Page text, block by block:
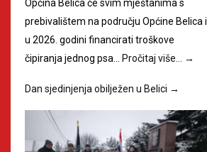
Općina Belica će svim mještanima s
prebivalištem na području Općine Belica i
u 2026. godini financirati troškove
čipiranja jednog psa…
Pročitaj više… →
Dan sjedinjenja obilježen u Belici →